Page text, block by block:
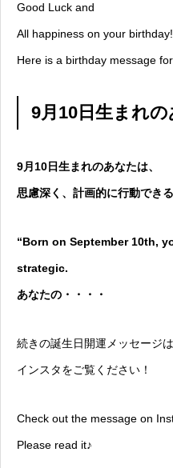
Good Luck and
All happiness on your birthday!
Here is a birthday message
9月10日生まれの
9月10日生まれのあなたは、
思慮深く、計画的に行動できる
“Born on September 10th,
strategic.
あなたの・・・・
続きの誕生日開運メッセージは
インスタをご覧ください！
Check out the message on
Please read it♪